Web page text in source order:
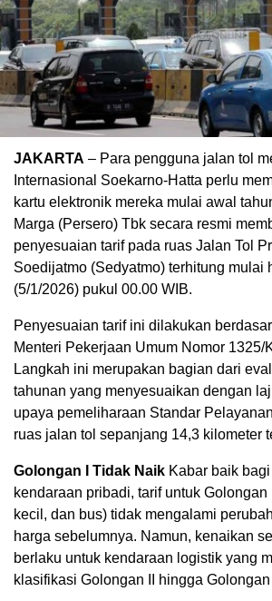
JAKARTA – Para pengguna jalan tol
Internasional Soekarno-Hatta perlu
kartu elektronik mereka mulai awal
Marga (Persero) Tbk secara resmi
penyesuaian tarif pada ruas Jalan Tol
Soedijatmo (Sedyatmo) terhitung mulai
(5/1/2026) pukul 00.00 WIB.
Penyesuaian tarif ini dilakukan
Menteri Pekerjaan Umum Nomor 1325/
Langkah ini merupakan bagian dari
tahunan yang menyesuaikan dengan
upaya pemeliharaan Standar
ruas jalan tol sepanjang 14,3 kilometer
Golongan I Tidak Naik Kabar baik
kendaraan pribadi, tarif untuk Golongan
kecil, dan bus) tidak mengalami
harga sebelumnya. Namun, kenaikan
berlaku untuk kendaraan logistik yang
klasifikasi Golongan II hingga Golongan